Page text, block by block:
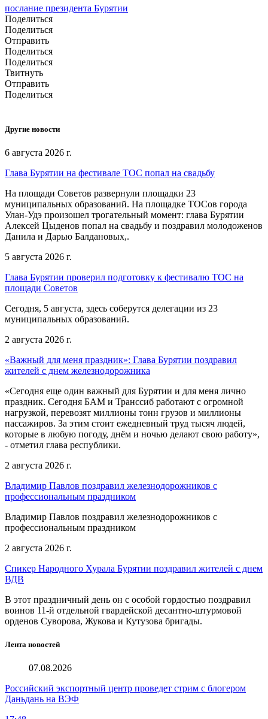
послание президента Бурятии
Поделиться
Поделиться
Отправить
Поделиться
Поделиться
Твитнуть
Отправить
Поделиться
Другие новости
6 августа 2026 г.
Глава Бурятии на фестивале ТОС попал на свадьбу
На площади Советов развернули площадки 23
муниципальных образований. На площадке ТОСов города
Улан-Удэ произошел трогательный момент: глава Бурятии
Алексей Цыденов попал на свадьбу и поздравил молодоженов
Данила и Дарью Балдановых,.
5 августа 2026 г.
Глава Бурятии проверил подготовку к фестивалю ТОС на
площади Советов
Сегодня, 5 августа, здесь соберутся делегации из 23
муниципальных образований.
2 августа 2026 г.
«Важный для меня праздник»: Глава Бурятии поздравил
жителей с днем железнодорожника
«Сегодня еще один важный для Бурятии и для меня лично
праздник. Сегодня БАМ и Транссиб работают с огромной
нагрузкой, перевозят миллионы тонн грузов и миллионы
пассажиров. За этим стоит ежедневный труд тысяч людей,
которые в любую погоду, днём и ночью делают свою работу»,
- отметил глава республики.
2 августа 2026 г.
Владимир Павлов поздравил железнодорожников с
профессиональным праздником
Владимир Павлов поздравил железнодорожников с
профессиональным праздником
2 августа 2026 г.
Спикер Народного Хурала Бурятии поздравил жителей с днем
ВДВ
В этот праздничный день он с особой гордостью поздравил
воинов 11-й отдельной гвардейской десантно-штурмовой
орденов Суворова, Жукова и Кутузова бригады.
Лента новостей
07.08.2026
Российский экспортный центр проведет стрим с блогером
Даньдань на ВЭФ